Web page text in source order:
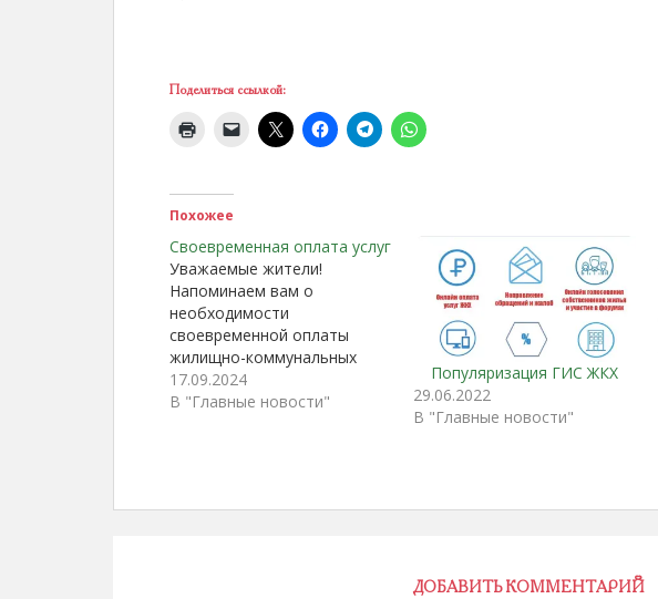
Поделиться ссылкой:
Похожее
Своевременная оплата услуг
Уважаемые жители!
Напоминаем вам о
необходимости
своевременной оплаты
жилищно-коммунальных
услуг! Своевременная плата
за жилищно-коммунальные
Снижение платежной
17.09.2024
В "Главные новости"
Популяризация ГИС ЖКХ
29.06.2022
В "Главные новости"
ДОБАВИТЬ КОММЕНТАРИЙ